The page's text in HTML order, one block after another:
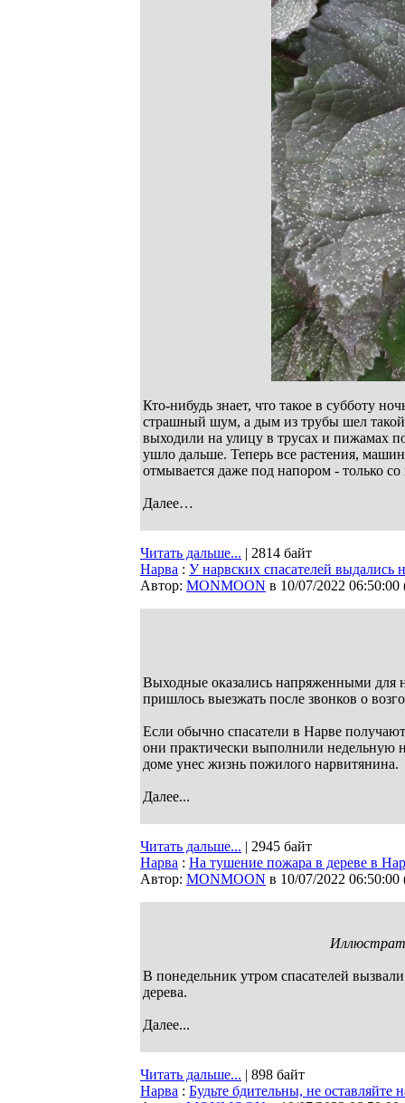
Кто-нибудь знает, что такое в субботу
страшный шум, а дым из трубы шел
выходили на улицу в трусах и пижамах
ушло дальше. Теперь все растения,
отмывается даже под напором - только
Далее…
Читать дальше... | 2814 байт
Нарва : У нарвских спасателей
Автор: MONMOON в 10/07/2022 06:50:00
Выходные оказались напряженными для
пришлось выезжать после звонков о
Если обычно спасатели в Нарве
они практически выполнили недельную
доме унес жизнь пожилого нарвитянина.
Далее...
Читать дальше... | 2945 байт
Нарва : На тушение пожара в дереве в
Автор: MONMOON в 10/07/2022 06:50:00
В понедельник утром спасателей
дерева.
Далее...
Читать дальше... | 898 байт
Нарва : Будьте бдительны, не оставляйте